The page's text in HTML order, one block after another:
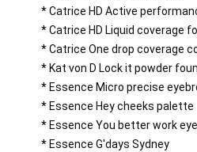
* Catrice HD Active
* Catrice HD Liquid coverage
* Catrice One drop coverage
* Kat von D Lock it powder
* Essence Micro precise
* Essence Hey cheeks palette
* Essence You better work
* Essence G'days Sydney